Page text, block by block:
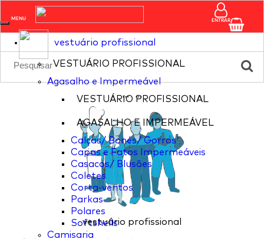
pagina nao existente
MENU
vestuário profissional
VESTUÁRIO PROFISSIONAL
Agasalho e Impermeável
VESTUÁRIO PROFISSIONAL
AGASALHO E IMPERMEÁVEL
Calças/ Bonés/ Gorros
Capas e Fatos Impermeáveis
Casacos/ Blusões
Coletes
Corta-ventos
Parkas
Polares
Softshells
Camisaria
ENTRAR
... ...
vestuário profissional